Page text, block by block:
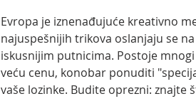
Evropa je iznenađujuće kreativno
najuspešnijih trikova oslanjaju se
iskusnijim putnicima. Postoje
veću cenu, konobar ponuditi
vaše lozinke. Budite oprezni: